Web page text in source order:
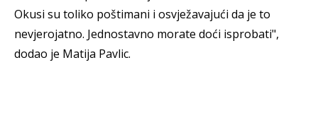
Okusi su toliko poštimani i osvježavajući da je to
nevjerojatno. Jednostavno morate doći isprobati",
dodao je Matija Pavlic.